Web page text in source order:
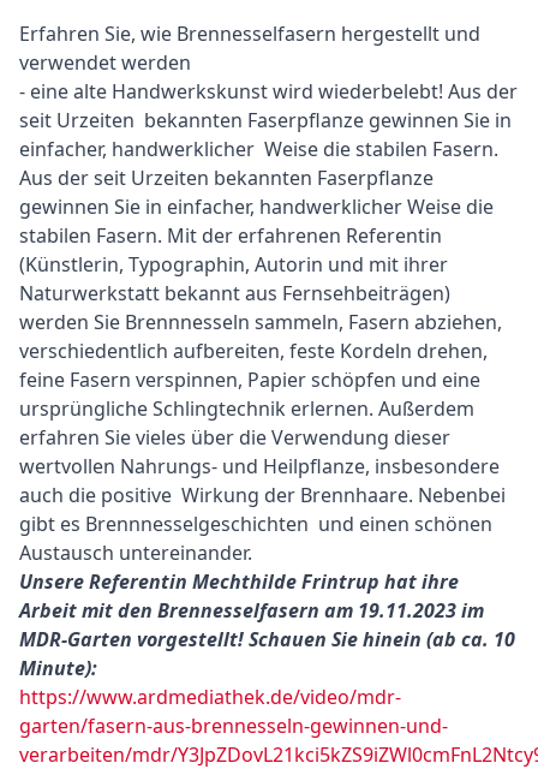
Erfahren Sie, wie Brennesselfasern hergestellt und
verwendet werden
- eine alte Handwerkskunst wird wiederbelebt! Aus der
seit Urzeiten bekannten Faserpflanze gewinnen Sie in
einfacher, handwerklicher Weise die stabilen Fasern.
Aus der seit Urzeiten bekannten Faserpflanze
gewinnen Sie in einfacher, handwerklicher Weise die
stabilen Fasern. Mit der erfahrenen Referentin
(Künstlerin, Typographin, Autorin und mit ihrer
Naturwerkstatt bekannt aus Fernsehbeiträgen)
werden Sie Brennnesseln sammeln, Fasern abziehen,
verschiedentlich aufbereiten, feste Kordeln drehen,
feine Fasern verspinnen, Papier schöpfen und eine
ursprüngliche Schlingtechnik erlernen. Außerdem
erfahren Sie vieles über die Verwendung dieser
wertvollen Nahrungs- und Heilpflanze, insbesondere
auch die positive Wirkung der Brennhaare. Nebenbei
gibt es Brennnesselgeschichten und einen schönen
Austausch untereinander.
Unsere Referentin Mechthilde Frintrup hat ihre
Arbeit mit den Brennesselfasern am 19.11.2023 im
MDR-Garten vorgestellt! Schauen Sie hinein (ab ca. 10
Minute):
https://www.ardmediathek.de/video/mdr-
garten/fasern-aus-brennesseln-gewinnen-und-
verarbeiten/mdr/